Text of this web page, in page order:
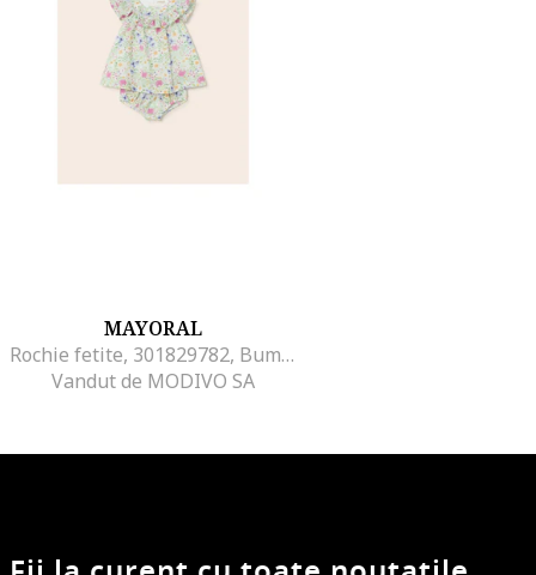
MAYORAL
Rochie fetite, 301829782, Bumbac, Albastru, Albastru
Vandut de MODIVO SA